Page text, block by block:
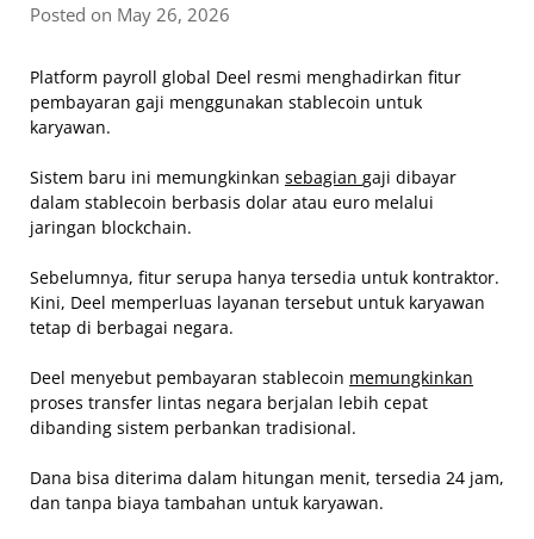
Posted on May 26, 2026
Platform payroll global Deel resmi menghadirkan fitur
pembayaran gaji menggunakan stablecoin untuk
karyawan.
Sistem baru ini memungkinkan sebagian gaji dibayar
dalam stablecoin berbasis dolar atau euro melalui
jaringan blockchain.
Sebelumnya, fitur serupa hanya tersedia untuk kontraktor.
Kini, Deel memperluas layanan tersebut untuk karyawan
tetap di berbagai negara.
Deel menyebut pembayaran stablecoin memungkinkan
proses transfer lintas negara berjalan lebih cepat
dibanding sistem perbankan tradisional.
Dana bisa diterima dalam hitungan menit, tersedia 24 jam,
dan tanpa biaya tambahan untuk karyawan.